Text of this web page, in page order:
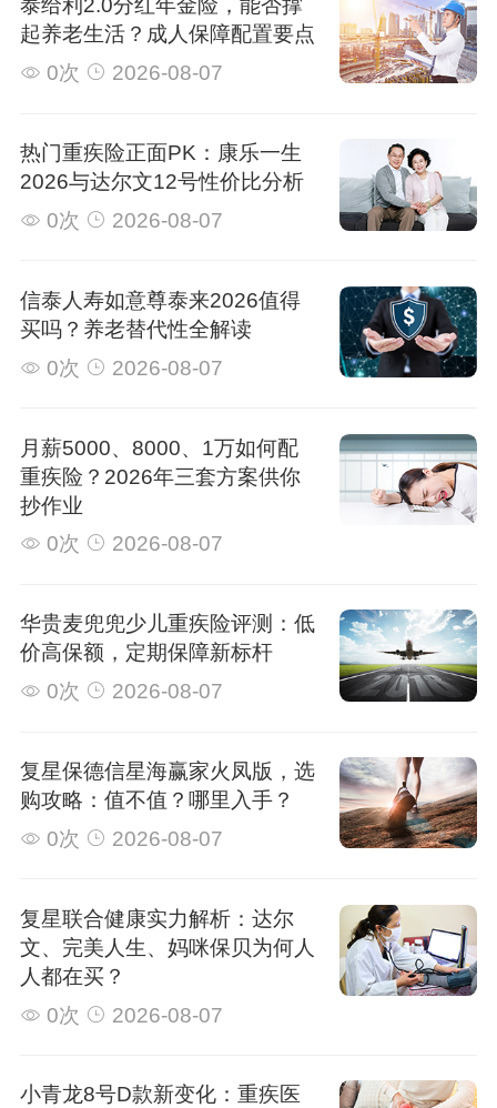
泰给利2.0分红年金险，能否撑
起养老生活？成人保障配置要点
0次
2026-08-07
热门重疾险正面PK：康乐一生
2026与达尔文12号性价比分析
0次
2026-08-07
信泰人寿如意尊泰来2026值得
买吗？养老替代性全解读
0次
2026-08-07
月薪5000、8000、1万如何配
重疾险？2026年三套方案供你
抄作业
0次
2026-08-07
华贵麦兜兜少儿重疾险评测：低
价高保额，定期保障新标杆
0次
2026-08-07
复星保德信星海赢家火凤版，选
购攻略：值不值？哪里入手？
0次
2026-08-07
复星联合健康实力解析：达尔
文、完美人生、妈咪保贝为何人
人都在买？
0次
2026-08-07
小青龙8号D款新变化：重疾医